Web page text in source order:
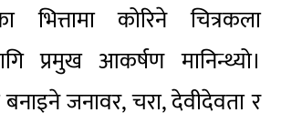
भित्तामा कोरिने चित्रकला
प्रमुख आकर्षण मानिन्थ्यो।
बनाइने जनावर, चरा, देवीदेवता र